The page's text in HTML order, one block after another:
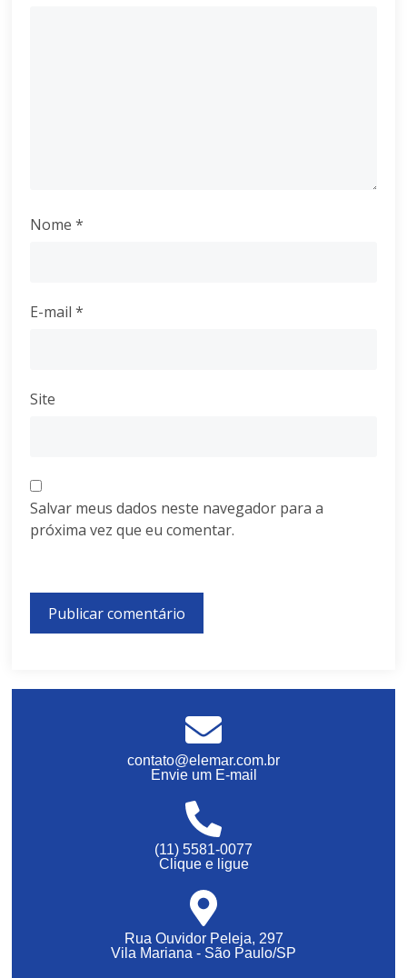
Nome*
E-mail*
Site
Salvar meus dados neste navegador para a
próxima vez que eu comentar.
contato@elemar.com.br
Envie um E-mail
(11) 5581-0077
Clique e ligue
Rua Ouvidor Peleja, 297
Vila Mariana - São Paulo/SP